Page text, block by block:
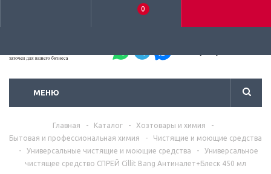
0
МЕНЮ
Главная - Каталог - Хозтовары и химия
-
Бытовая и профессиональная химия
-
Чистящие и моющие средства
-
Универсальные чистящие и моющие средства -
Универсальное
чистящее средство СПРЕЙ Cillit Bang Антиналет+Блеск 450 мл